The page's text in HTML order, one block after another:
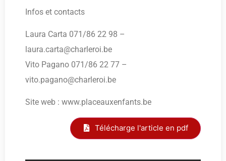
Infos et contacts
Laura Carta 071/86 22 98 –
laura.carta@charleroi.be
Vito Pagano 071/86 22 77 –
vito.pagano@charleroi.be
Site web : www.placeauxenfants.be
Télécharge l'article en pdf